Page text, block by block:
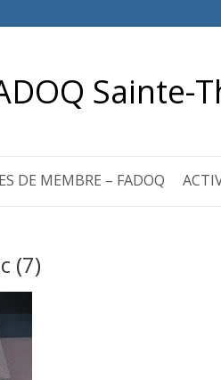
Sainte-
DE MEMBRE – FADOQ
(7)